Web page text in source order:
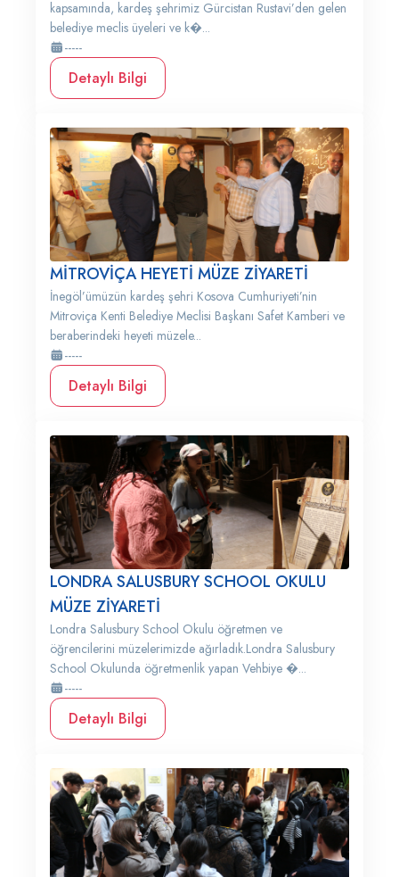
kapsamında, kardeş şehrimiz Gürcistan Rustavi’den gelen
belediye meclis üyeleri ve k�...
-----
Detaylı Bilgi
MİTROVİÇA HEYETİ MÜZE ZİYARETİ
İnegöl’ümüzün kardeş şehri Kosova Cumhuriyeti’nin
Mitroviça Kenti Belediye Meclisi Başkanı Safet Kamberi ve
beraberindeki heyeti müzele...
-----
Detaylı Bilgi
LONDRA SALUSBURY SCHOOL OKULU
MÜZE ZİYARETİ
Londra Salusbury School Okulu öğretmen ve
öğrencilerini müzelerimizde ağırladık.Londra Salusbury
School Okulunda öğretmenlik yapan Vehbiye �...
-----
Detaylı Bilgi